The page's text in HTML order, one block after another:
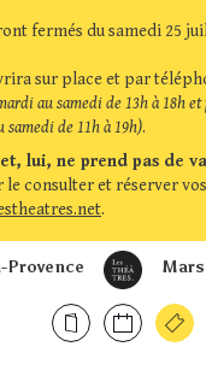
fermés du samedi 25
sur place et par
au samedi de 13h à 18h et
samedi de 11h à 19h).
lui, ne prend pas de
consulter et réserver
.
Provence